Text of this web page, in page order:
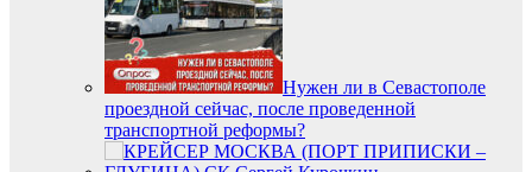
Нужен ли в Севастополе
проездной сейчас, после проведенной
транспортной реформы?